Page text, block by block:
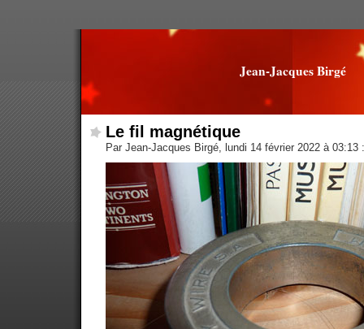
Jean-Jacques Birgé
Le fil magnétique
Par Jean-Jacques Birgé, lundi 14 février 2022 à 03:13